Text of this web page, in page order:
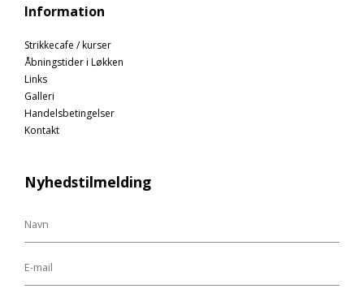
Information
Strikkecafe / kurser
Åbningstider i Løkken
Links
Galleri
Handelsbetingelser
Kontakt
Nyhedstilmelding